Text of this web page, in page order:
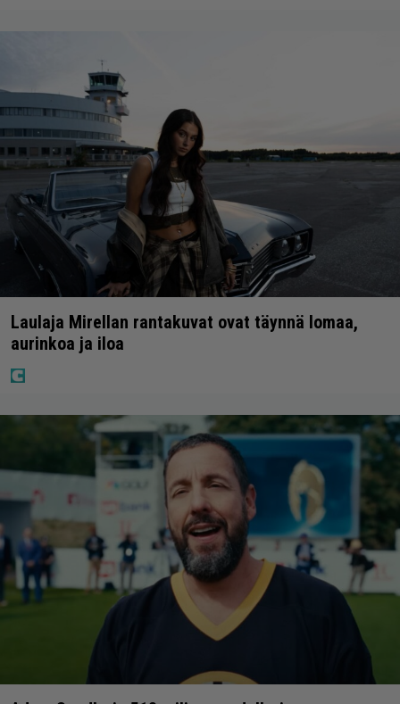
Laulaja Mirellan rantakuvat ovat täynnä lomaa,
aurinkoa ja iloa